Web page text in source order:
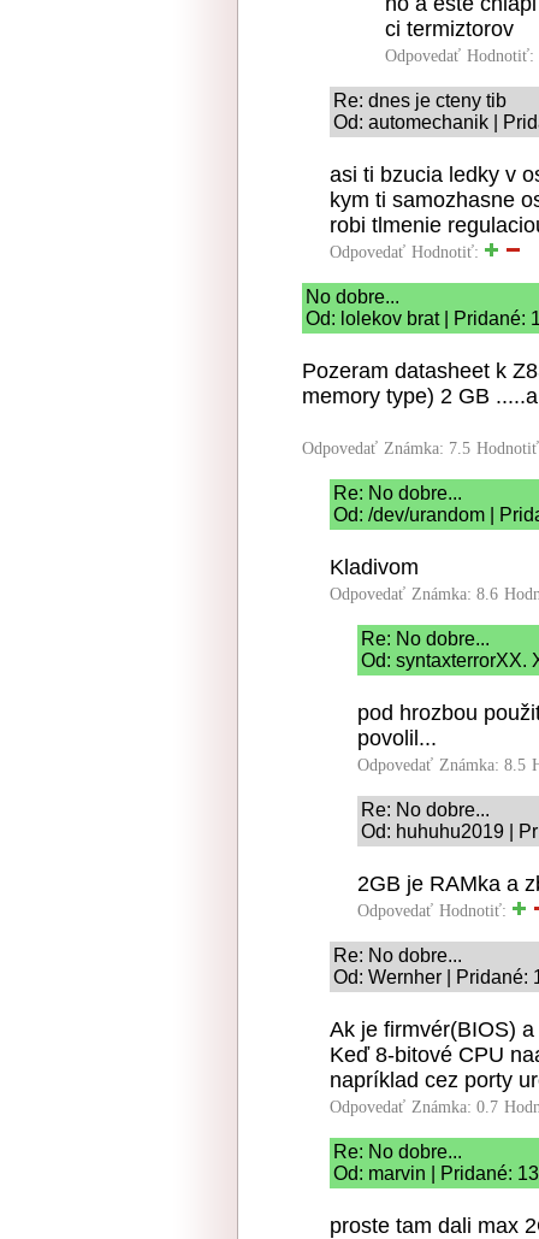
ci termiztorov
Odpovedať Hodnotiť:
Re: dnes je cteny tib
Od: automechanik |
asi ti bzucia ledky v
kym ti samozhasne
robi tlmenie
Odpovedať Hodnotiť:
No dobre...
Od: lolekov brat | Pridané:
Pozeram datasheet k
memory type) 2 GB
Odpovedať Známka: 7.5
Re: No dobre...
Od: /dev/urandom |
Kladivom
Odpovedať Známka: 8.6
Re: No dobre...
Od: syntaxterrorXX.
pod hrozbou
povolil...
Odpovedať Známka: 8.5
Re: No dobre...
Od: huhuhu2019 |
2GB je RAMka a
Odpovedať Hodnotiť:
Re: No dobre...
Od: Wernher | Pridané:
Ak je firmvér(BIOS)
Keď 8-bitové CPU
napríklad cez porty
Odpovedať Známka: 0.7
Re: No dobre...
Od: marvin | Pridané:
proste tam dali max